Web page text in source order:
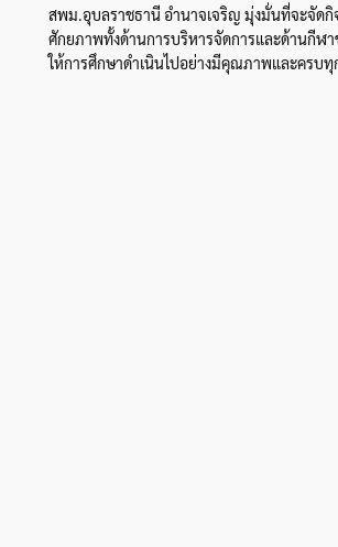
สพม.อุบลราชธานี อำนาจเจริญ มุ่งมั่นที่จะจัด
ศักยภาพทั้งด้านการบริหารจัดการและด้านกีฬา
ให้การศึกษาดำเนินไปอย่างมีคุณภาพและครบ